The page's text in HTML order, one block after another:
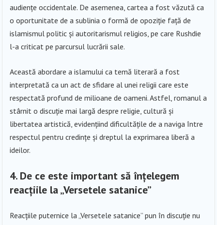
audiențe occidentale. De asemenea, cartea a fost văzută ca
o oportunitate de a sublinia o formă de opoziție față de
islamismul politic și autoritarismul religios, pe care Rushdie
l-a criticat pe parcursul lucrării sale.
Această abordare a islamului ca temă literară a fost
interpretată ca un act de sfidare al unei religii care este
respectată profund de milioane de oameni. Astfel, romanul a
stârnit o discuție mai largă despre religie, cultură și
libertatea artistică, evidențiind dificultățile de a naviga între
respectul pentru credințe și dreptul la exprimarea liberă a
ideilor.
4. De ce este important să înțelegem
reacțiile la „Versetele satanice”
Reacțiile puternice la „Versetele satanice” pun în discuție nu